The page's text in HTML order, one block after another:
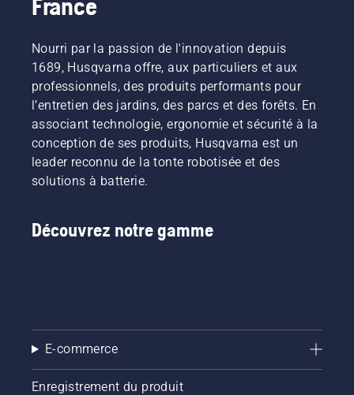
Nourri par la passion de l'innovation depuis
1689, Husqvarna offre, aux particuliers et aux
professionnels, des produits performants pour
l’entretien des jardins, des parcs et des forêts. En
associant technologie, ergonomie et sécurité à la
conception de ses produits, Husqvarna est un
leader reconnu de la tonte robotisée et des
solutions à batterie.
Découvrez notre gamme
E-commerce
Enregistrement du produit